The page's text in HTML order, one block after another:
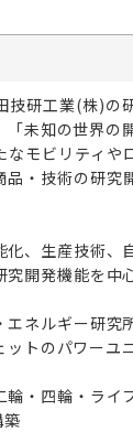
技研工業(株)の
未知の世界の
モビリティや
・技術の研究
、生産技術、
開発機能を中
ネルギー研究
トのパワーユ
・四輪・ライ
築